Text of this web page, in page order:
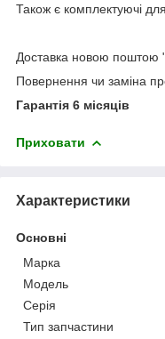
Також є комплектуючі
Доставка новою поштою
Повернення чи заміна
Гарантія 6 місяців
Приховати
Характеристики
Основні
Марка
Модель
Серія
Тип запчастини